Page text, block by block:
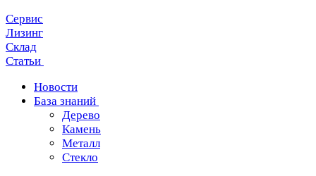
Сервис
Лизинг
Склад
Статьи
Новости
База знаний
Дерево
Камень
Металл
Стекло